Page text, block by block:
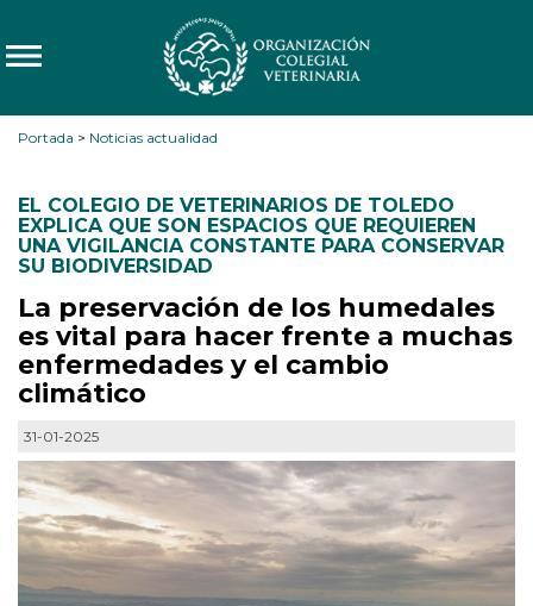
Portada > Noticias actualidad
EL COLEGIO DE VETERINARIOS DE TOLEDO
EXPLICA QUE SON ESPACIOS QUE REQUIEREN
UNA VIGILANCIA CONSTANTE PARA CONSERVAR
SU BIODIVERSIDAD
La preservación de los humedales
es vital para hacer frente a muchas
enfermedades y el cambio
climático
31-01-2025